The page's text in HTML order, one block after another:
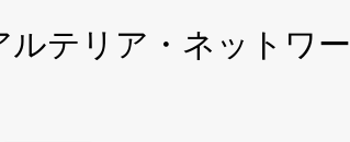
ルテリア・ネットワ